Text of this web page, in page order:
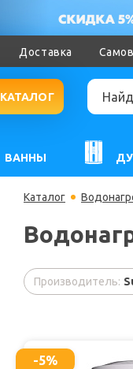
Доставка
КАТАЛОГ
ВАННЫ
Каталог
Производитель:
-5%